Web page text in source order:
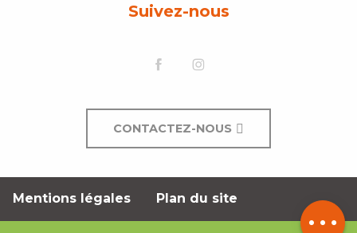
par email
Suivez-nous
CONTACTEZ-NOUS
Mentions légales Plan du site